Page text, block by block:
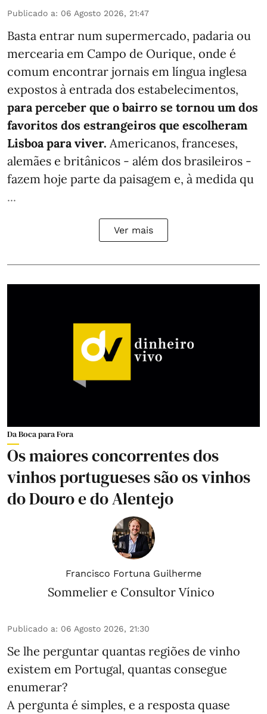
Publicado a: 06 Agosto 2026, 21:47
Basta entrar num supermercado, padaria ou
mercearia em Campo de Ourique, onde é
comum encontrar jornais em língua inglesa
expostos à entrada dos estabelecimentos,
para perceber que o bairro se tornou um dos
favoritos dos estrangeiros que escolheram
Lisboa para viver. Americanos, franceses,
alemães e britânicos - além dos brasileiros -
fazem hoje parte da paisagem e, à medida qu
...
Ver mais
Da Boca para Fora
Os maiores concorrentes dos
vinhos portugueses são os vinhos
do Douro e do Alentejo
Francisco Fortuna Guilherme
Sommelier e Consultor Vínico
Publicado a: 06 Agosto 2026, 21:30
Se lhe perguntar quantas regiões de vinho
existem em Portugal, quantas consegue
enumerar?
A pergunta é simples, e a resposta quase